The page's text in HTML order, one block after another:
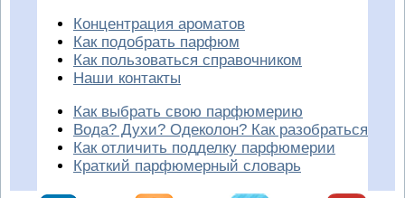
Концентрация ароматов
Как подобрать парфюм
Как пользоваться справочником
Наши контакты
Как выбрать свою парфюмерию
Вода? Духи? Одеколон? Как разобраться
Как отличить подделку парфюмерии
Краткий парфюмерный словарь